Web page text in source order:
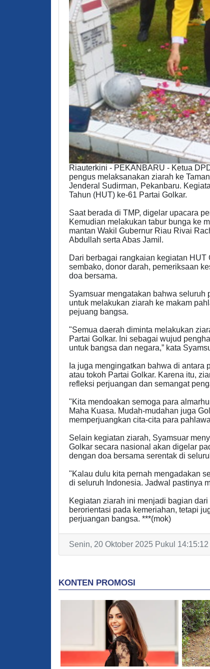
Riauterkini - PEKANBARU - Ketua
pengus melaksanakan ziarah ke
Jenderal Sudirman, Pekanbaru.
Tahun (HUT) ke-61 Partai Golkar.
Saat berada di TMP, digelar upacara
Kemudian melakukan tabur bunga ke
mantan Wakil Gubernur Riau Rivai
Abdullah serta Abas Jamil.
Dari berbagai rangkaian kegiatan
sembako, donor darah, pemeriksaan
doa bersama.
Syamsuar mengatakan bahwa seluruh
untuk melakukan ziarah ke makam
pejuang bangsa.
"Semua daerah diminta melakukan
Partai Golkar. Ini sebagai wujud
untuk bangsa dan negara,” kata
Ia juga mengingatkan bahwa di
atau tokoh Partai Golkar. Karena itu,
refleksi perjuangan dan semangat
"Kita mendoakan semoga para
Maha Kuasa. Mudah-mudahan juga
memperjuangkan cita-cita para
Selain kegiatan ziarah, Syamsuar
Golkar secara nasional akan digelar
dengan doa bersama serentak di
"Kalau dulu kita pernah mengadakan
di seluruh Indonesia. Jadwal pastinya
Kegiatan ziarah ini menjadi bagian
berorientasi pada kemeriahan, tetapi
perjuangan bangsa. ***(mok)
Senin, 20 Oktober 2025 Pukul